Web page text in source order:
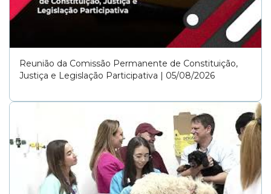
● Bem-estar da população:O bem-estar da população em São Paulo
depende de serviços públicos acessíveis e eficientes em saúde, segurança e
lazer. Investir em políticas que priorizem qualidade de vida, apoio social e
espaços verdes melhora a cidade para todos. Uma São Paulo saudável e
● Meio ambiente: Proteger o meio ambiente em São Paulo é urgente
para enfrentar as mudanças climáticas que impactam nossa qualidade
incentivem energias renováveis são essenciais para uma cidade mais
sustentável. Cuidar do planeta é cuidar do futuro de todos.
Reunião da Comissão Permanente de Constituição,
Justiça e Legislação Participativa | 05/08/2026